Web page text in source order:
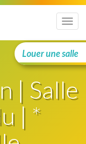
Menu
Louer une salle
| Salle
| *